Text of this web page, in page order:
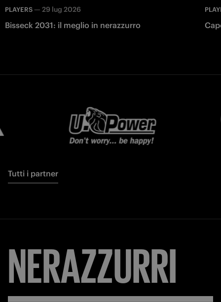
PLAYERS — 29 lug 2026
Bisseck 2031: il meglio in nerazzurro
Tutti i partner
NERAZZURRI